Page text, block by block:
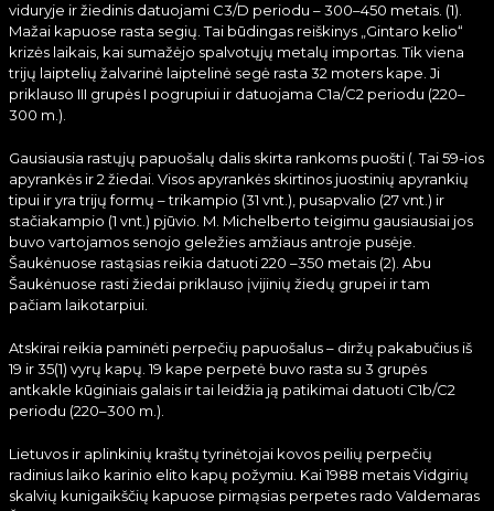
viduryje ir žiedinis datuojami C3/D periodu – 300–450 metais. (1).
Mažai kapuose rasta segių. Tai būdingas reiškinys „Gintaro kelio“
krizės laikais, kai sumažėjo spalvotųjų metalų importas. Tik viena
trijų laiptelių žalvarinė laiptelinė segė rasta 32 moters kape. Ji
priklauso III grupės I pogrupiui ir datuojama C1a/C2 periodu (220–
300 m.).
Gausiausia rastųjų papuošalų dalis skirta rankoms puošti (. Tai 59-ios
apyrankės ir 2 žiedai. Visos apyrankės skirtinos juostinių apyrankių
tipui ir yra trijų formų – trikampio (31 vnt.), pusapvalio (27 vnt.) ir
stačiakampio (1 vnt.) pjūvio. M. Michelberto teigimu gausiausiai jos
buvo vartojamos senojo geležies amžiaus antroje pusėje.
Šaukėnuose rastąsias reikia datuoti 220 –350 metais (2). Abu
Šaukėnuose rasti žiedai priklauso įvijinių žiedų grupei ir tam
pačiam laikotarpiui.
Atskirai reikia paminėti perpečių papuošalus – diržų pakabučius iš
19 ir 35(1) vyrų kapų. 19 kape perpetė buvo rasta su 3 grupės
antkakle kūginiais galais ir tai leidžia ją patikimai datuoti C1b/C2
periodu (220–300 m.).
Lietuvos ir aplinkinių kraštų tyrinėtojai kovos peilių perpečių
radinius laiko karinio elito kapų požymiu. Kai 1988 metais Vidgirių
skalvių kunigaikščių kapuose pirmąsias perpetes rado Valdemaras